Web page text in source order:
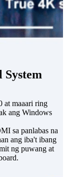
at maaari ring
ang Windows
sa panlabas na
ang iba't ibang
ng puwang at